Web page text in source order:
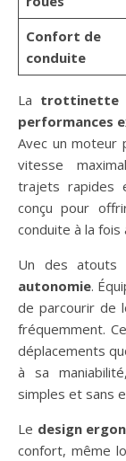
Confort de
conduite
La trottinette
performances
Avec un moteur
vitesse
trajets rapides
conçu pour
conduite à la
Un des
autonomie.
de parcourir de
fréquemment.
déplacements
à sa
simples et sans
Le design
confort, même